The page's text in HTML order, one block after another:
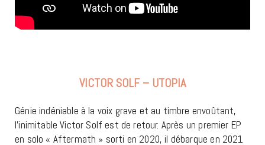
VICTOR SOLF – UTOPIA
Génie indéniable à la voix grave et au timbre envoûtant,
l’inimitable Victor Solf est de retour. Après un premier EP
en solo « Aftermath » sorti en 2020, il débarque en 2021